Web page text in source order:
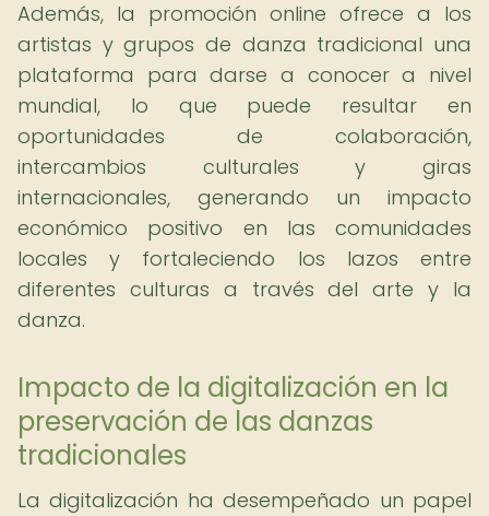
Además, la promoción online ofrece a los
artistas y grupos de danza tradicional una
plataforma para darse a conocer a nivel
mundial, lo que puede resultar en
oportunidades de colaboración,
intercambios culturales y giras
internacionales, generando un impacto
económico positivo en las comunidades
locales y fortaleciendo los lazos entre
diferentes culturas a través del arte y la
danza.
Impacto de la digitalización en la
preservación de las danzas
tradicionales
La digitalización ha desempeñado un papel